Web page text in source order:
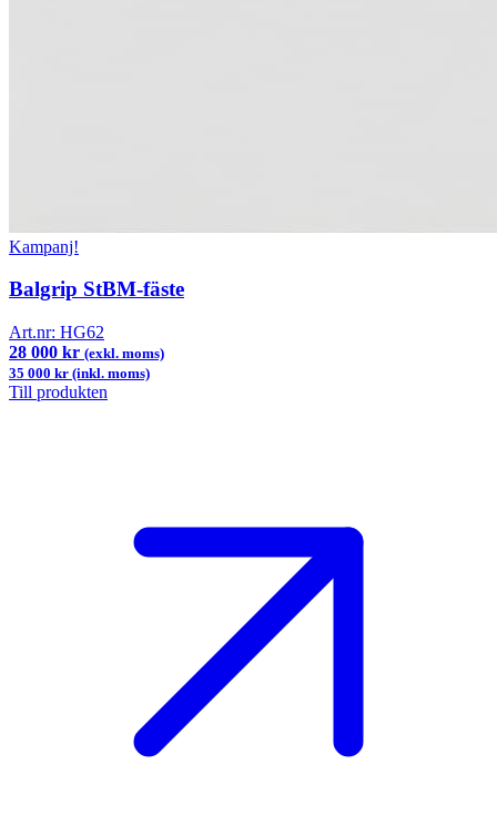
Kampanj!
Balgrip StBM-fäste
Art.nr: HG62
28 000 kr (exkl. moms)
35 000 kr (inkl. moms)
Till produkten